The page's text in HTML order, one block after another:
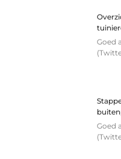
Goed
Goed